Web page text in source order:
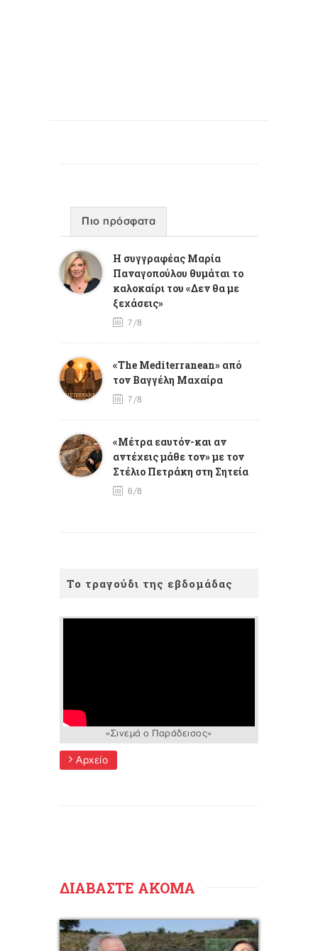
Πιο πρόσφατα
Η συγγραφέας Μαρία
Παναγοπούλου θυμάται το
καλοκαίρι του «Δεν θα με
ξεχάσεις»
7/8
«The Mediterranean» από
τον Βαγγέλη Μαχαίρα
7/8
«Μέτρα εαυτόν-και αν
αντέχεις μάθε τον» με τον
Στέλιο Πετράκη στη Σητεία
6/8
Το τραγούδι της εβδομάδας
«Σινεμά ο Παράδεισος»
Αρχείο
ΔΙΑΒΑΣΤΕ ΑΚΟΜΑ